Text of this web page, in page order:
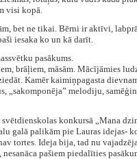
visi kopā.
bet ne tikai. Bērni ir aktīvi,
iesaka ko un kā darīt.
pasākums.
brāļiem, māsām. Mācījāmies
Kamēr kaimiņpagasta
„sakomponēja” melodiju,
konkursā „Mana
galā palikām pie Lauras idejas-
tortes. Ideja bija, tad nu
pašiem piedalīties